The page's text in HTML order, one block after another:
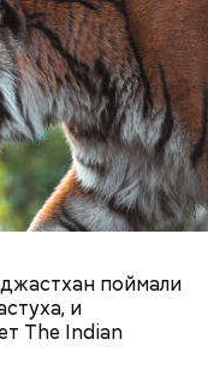
поймали
и
The Indian
крайне мало
пути у акулы.
или обороны в
ведь у морского
воде как по